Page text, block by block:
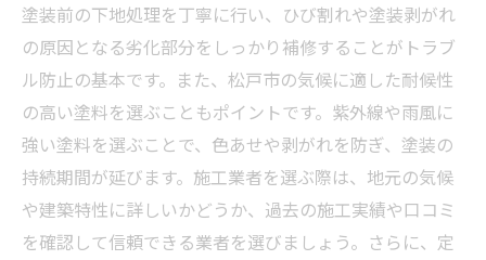
塗装前の下地処理を丁寧に行い、ひび割れや塗装剥がれ
の原因となる劣化部分をしっかり補修することがトラブ
ル防止の基本です。また、松戸市の気候に適した耐候性
の高い塗料を選ぶこともポイントです。紫外線や雨風に
強い塗料を選ぶことで、色あせや剥がれを防ぎ、塗装の
持続期間が延びます。施工業者を選ぶ際は、地元の気候
や建築特性に詳しいかどうか、過去の施工実績や口コミ
を確認して信頼できる業者を選びましょう。さらに、定